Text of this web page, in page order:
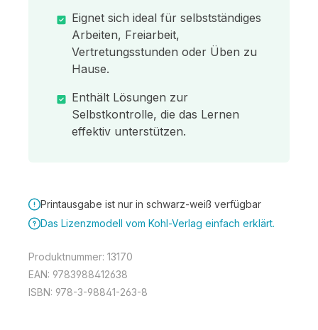
Eignet sich ideal für selbstständiges
Arbeiten, Freiarbeit,
Vertretungsstunden oder Üben zu
Hause.
Enthält Lösungen zur
Selbstkontrolle, die das Lernen
effektiv unterstützen.
Printausgabe ist nur in schwarz-weiß verfügbar
Das Lizenzmodell vom Kohl-Verlag einfach erklärt.
Produktnummer: 13170
EAN: 9783988412638
ISBN: 978-3-98841-263-8